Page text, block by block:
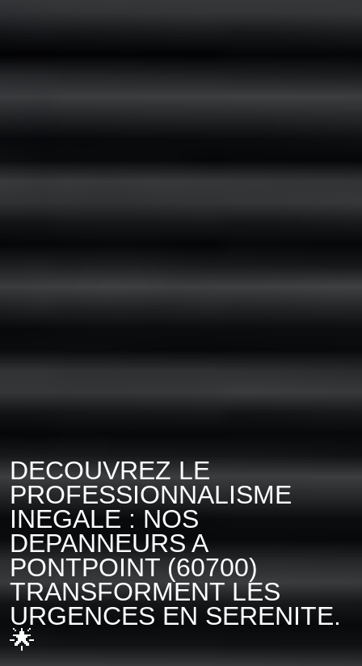
DECOUVREZ LE
PROFESSIONNALISME
INEGALE : NOS
DEPANNEURS A
PONTPOINT (60700)
TRANSFORMENT LES
URGENCES EN SERENITE.
🌟